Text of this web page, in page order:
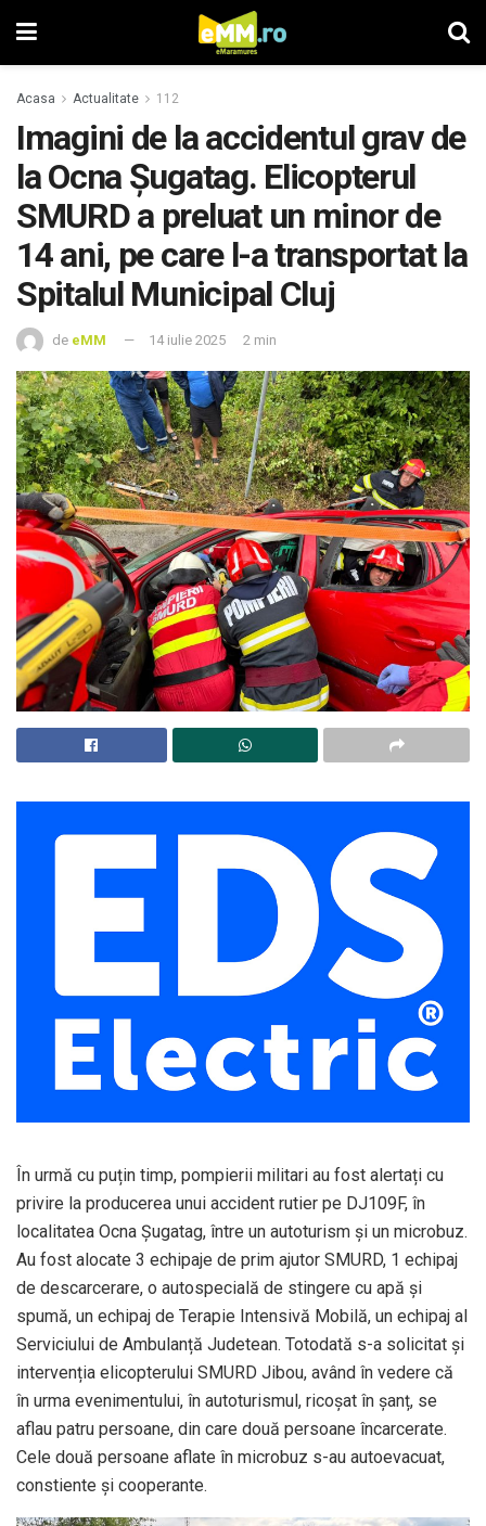
Acasa Actualitate 112
Imagini de la accidentul grav de
la Ocna Șugatag. Elicopterul
SMURD a preluat un minor de
14 ani, pe care l-a transportat la
Spitalul Municipal Cluj
de eMM 14 iulie 2025 2 min
În urmă cu puțin timp, pompierii militari au fost alertați cu
privire la producerea unui accident rutier pe DJ109F, în
localitatea Ocna Șugatag, între un autoturism și un microbuz.
Au fost alocate 3 echipaje de prim ajutor SMURD, 1 echipaj
de descarcerare, o autospecială de stingere cu apă și
spumă, un echipaj de Terapie Intensivă Mobilă, un echipaj al
Serviciului de Ambulanță Judetean. Totodată s-a solicitat și
intervenția elicopterului SMURD Jibou, având în vedere că
în urma evenimentului, în autoturismul, ricoșat în șanț, se
aflau patru persoane, din care două persoane încarcerate.
Cele două persoane aflate în microbuz s-au autoevacuat,
constiente și cooperante.